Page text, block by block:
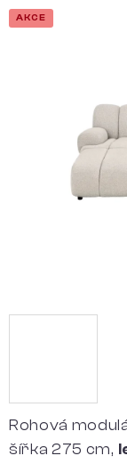
Rohová
šířka 275 cm,
produktu
hvězdiček.
AKCE